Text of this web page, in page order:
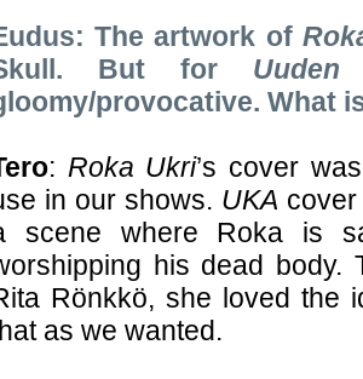
The artwork of
But for
provocative. What
: Roka Ukri’s cover
in our shows. UKA
scene where Roka is
his dead body.
Rönkkö, she loved the
as we wanted.